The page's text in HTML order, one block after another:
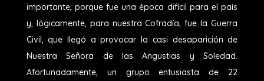
importante, porque fue una época difícil para el país
y, lógicamente, para nuestra Cofradía, fue la Guerra
Civil, que llegó a provocar la casi desaparición de
Nuestra Señora de las Angustias y Soledad.
Afortunadamente, un grupo entusiasta de 22